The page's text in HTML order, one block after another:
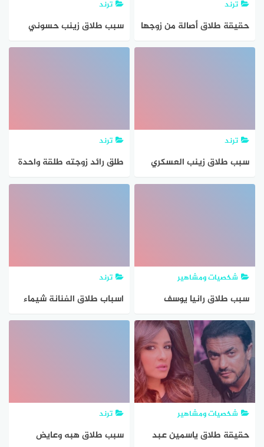
ترند
حقيقة طلاق أصالة من زوجها
الجديد
ترند
سبب طلاق زينب حسوني
ترند
سبب طلاق زينب العسكري
ترند
طلق رائد زوجته طلقة واحدة
في طهر جامعها فيه، حكم
شخصيات ومشاهير
سبب طلاق رانيا يوسف
ترند
اسباب طلاق الفنانة شيماء
سيف
شخصيات ومشاهير
حقيقة طلاق ياسمين عبد
ترند
سبب طلاق هبه وعايض